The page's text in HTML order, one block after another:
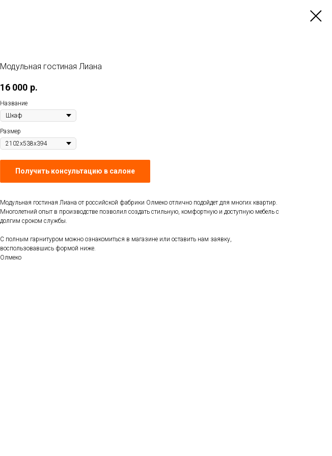
Модульная гостиная Лиана
16 000 р.
Название
Размер
Получить консультацию в салоне
Модульная гостиная Лиана от российской фабрики Олмеко отлично подойдет для многих квартир.
Многолетний опыт в производстве позволил создать стильную, комфортную и доступную мебель с
долгим сроком службы.
С полным гарнитуром можно ознакомиться в магазине или оставить нам заявку,
воспользовавшись формой ниже.
Олмеко